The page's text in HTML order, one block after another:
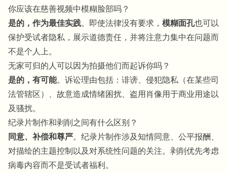
你应该在慈善视频中模糊脸部吗？
是的，作为最佳实践。即使法律没有要求， 模糊面孔也可以
保护受试者隐私，展示道德责任，并将注意力集中在问题而
不是个人上。
无家可归的人可以因为拍摄他们而起诉你吗？
是的，有可能。诉讼理由包括：诽谤、侵犯隐私（在某些司
法管辖区）、故意造成情绪困扰、盗用肖像用于商业用途以
及骚扰。
纪录片制作和剥削之间有什么区别？
同意、补偿和尊严。纪录片制作涉及知情同意、公平报酬、
对描绘的主题控制以及对系统性问题的关注。剥削优先考虑
病毒内容而不是受试者福利。